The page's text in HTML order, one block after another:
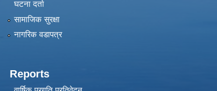
घटना दर्ता
सामाजिक सुरक्षा
नागरिक वडापत्र
Reports